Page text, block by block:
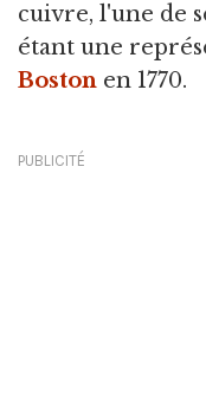
cuivre, l'une de
étant une
Boston en 1770.
PUBLICITÉ